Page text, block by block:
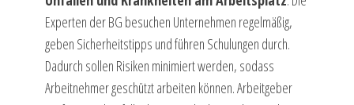
Experten der BG besuchen Unternehmen regelmäßig,
geben Sicherheitstipps und führen Schulungen durch.
Dadurch sollen Risiken minimiert werden, sodass
Arbeitnehmer geschützt arbeiten können. Arbeitgeber